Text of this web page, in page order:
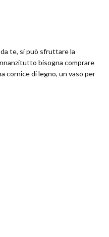
te, si può sfruttare la
bisogna comprare
cornice di legno, un vaso per